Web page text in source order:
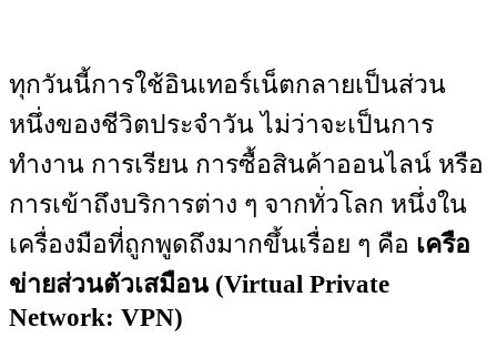
ทุกวันนี้การใช้อินเทอร์เน็ตกลายเป็นส่วน
หนึ่งของชีวิตประจำวัน ไม่ว่าจะเป็นการ
ทำงาน การเรียน การซื้อสินค้าออนไลน์ หรือ
การเข้าถึงบริการต่าง ๆ จากทั่วโลก หนึ่งใน
เครื่องมือที่ถูกพูดถึงมากขึ้นเรื่อย ๆ คือ เครือ
ข่ายส่วนตัวเสมือน (Virtual Private
Network: VPN)